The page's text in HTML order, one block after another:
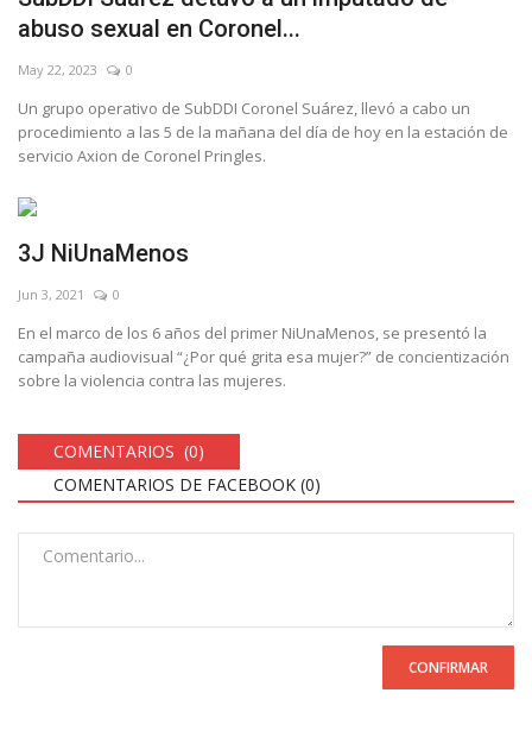
abuso sexual en Coronel...
May 22, 2023 0
Un grupo operativo de SubDDI Coronel Suárez, llevó a cabo un
procedimiento a las 5 de la mañana del día de hoy en la estación de
servicio Axion de Coronel Pringles.
3J NiUnaMenos
Jun 3, 2021 0
En el marco de los 6 años del primer NiUnaMenos, se presentó la
campaña audiovisual “¿Por qué grita esa mujer?” de concientización
sobre la violencia contra las mujeres.
COMENTARIOS (0)
COMENTARIOS DE FACEBOOK (0)
CONFIRMAR